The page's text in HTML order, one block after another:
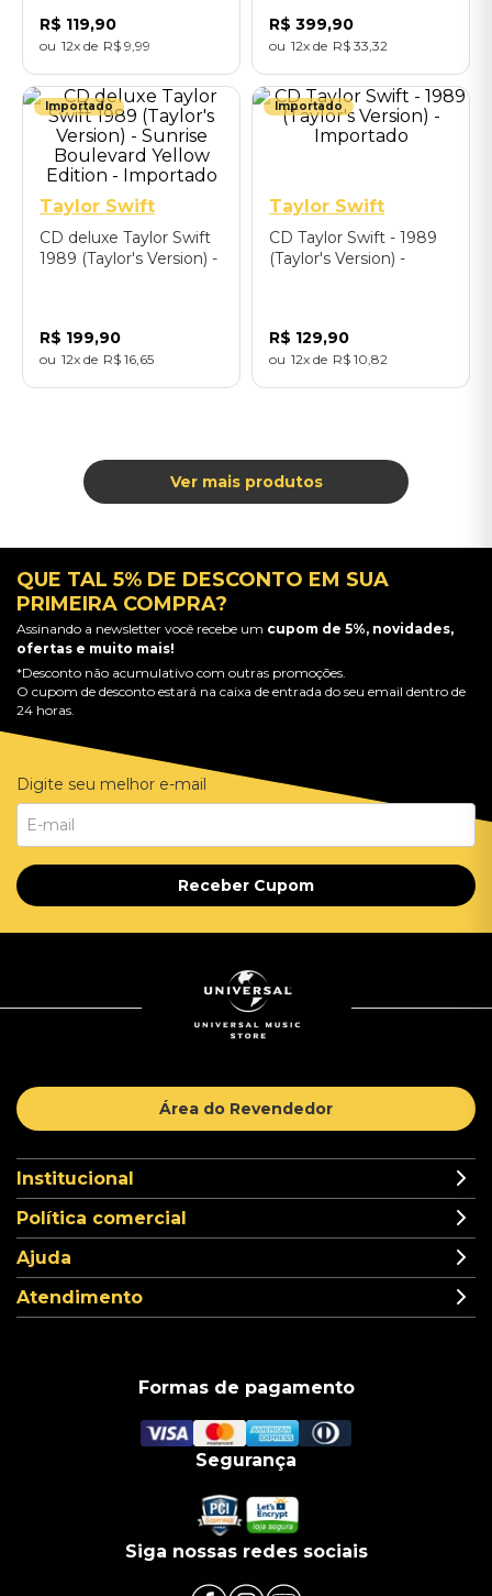
R$ 119,90
12 R$ 9 99
R$ 399,90
12 R$ 33 32
Importado
Taylor Swift
CD deluxe Taylor Swift
1989 (Taylor's Version) -
R$ 199,90
12 R$ 16 65
Importado
Taylor Swift
CD Taylor Swift - 1989
(Taylor's Version) -
R$ 129,90
12 R$ 10 82
QUE TAL 5% DE DESCONTO EM SUA
PRIMEIRA COMPRA?
Assinando a newsletter você recebe um cupom de 5%, novidades,
ofertas e muito mais!
*Desconto não acumulativo com outras promoções.
O cupom de desconto estará na caixa de entrada do seu email dentro de
24 horas.
Digite seu melhor e-mail
Receber Cupom
Área do Revendedor
Institucional
Política comercial
Ajuda
Atendimento
Formas de pagamento
Segurança
Siga nossas redes sociais